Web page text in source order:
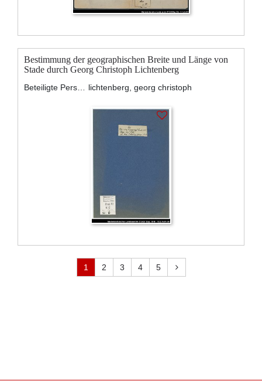
Bestimmung der geographischen Breite und Länge von
Stade durch Georg Christoph Lichtenberg
lichtenberg, georg christoph
1 2 3 4 5